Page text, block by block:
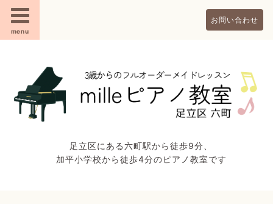
menu
お問い合わせ
足立区にある六町駅から徒歩9分、
加平小学校から徒歩4分のピアノ教室です